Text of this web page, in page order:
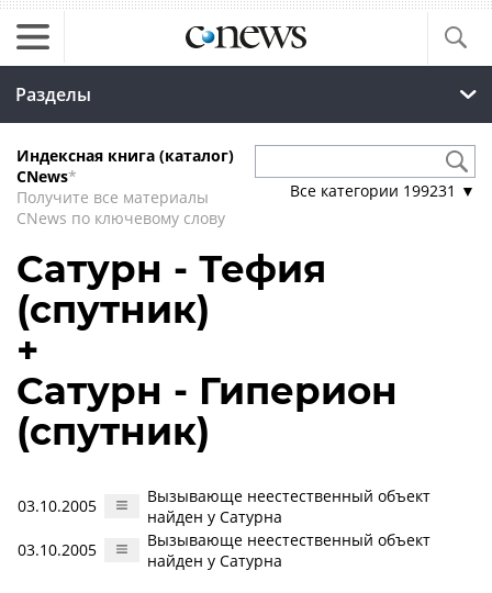
Разделы
Индексная книга (каталог)
CNews*
Получите все материалы
CNews по ключевому слову
Все категории 199231 ▼
Сатурн - Тефия
(спутник)
+
Сатурн - Гиперион
(спутник)
03.10.2005
Вызывающе неестественный объект
найден у Сатурна
03.10.2005
Вызывающе неестественный объект
найден у Сатурна